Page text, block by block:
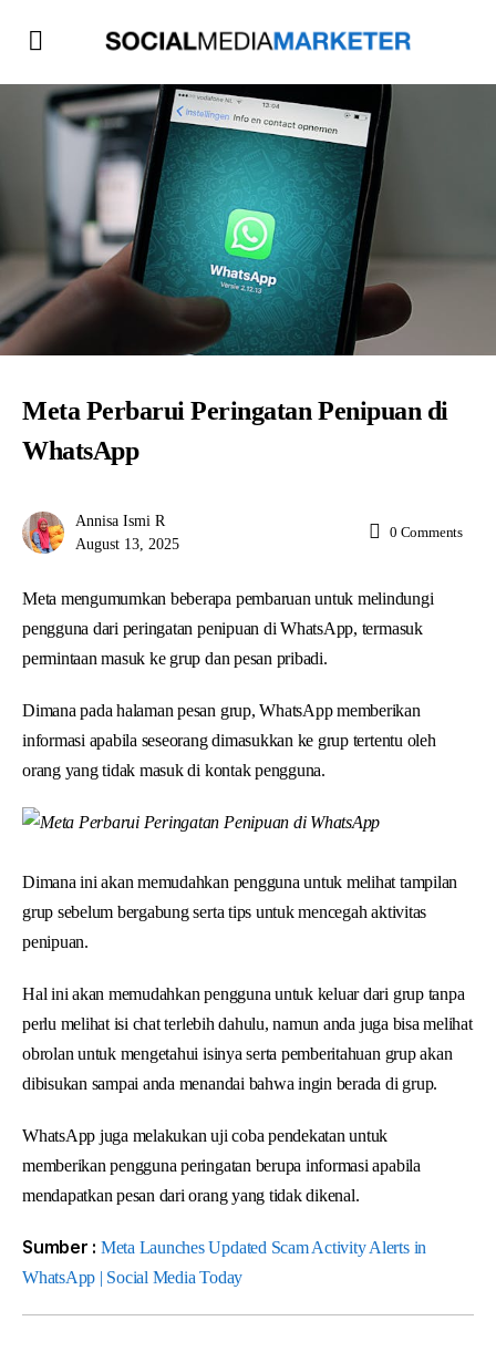
Meta Perbarui Peringatan Penipuan di
WhatsApp
Annisa Ismi R
August 13, 2025
0 Comments
Meta mengumumkan beberapa pembaruan untuk melindungi
pengguna dari peringatan penipuan di WhatsApp, termasuk
permintaan masuk ke grup dan pesan pribadi.
Dimana pada halaman pesan grup, WhatsApp memberikan
informasi apabila seseorang dimasukkan ke grup tertentu oleh
orang yang tidak masuk di kontak pengguna.
Dimana ini akan memudahkan pengguna untuk melihat tampilan
grup sebelum bergabung serta tips untuk mencegah aktivitas
penipuan.
Hal ini akan memudahkan pengguna untuk keluar dari grup tanpa
perlu melihat isi chat terlebih dahulu, namun anda juga bisa melihat
obrolan untuk mengetahui isinya serta pemberitahuan grup akan
dibisukan sampai anda menandai bahwa ingin berada di grup.
WhatsApp juga melakukan uji coba pendekatan untuk
memberikan pengguna peringatan berupa informasi apabila
mendapatkan pesan dari orang yang tidak dikenal.
Sumber : Meta Launches Updated Scam Activity Alerts in
WhatsApp | Social Media Today